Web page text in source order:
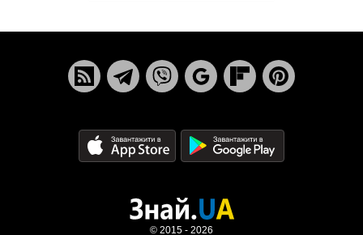
© 2015 - 2026